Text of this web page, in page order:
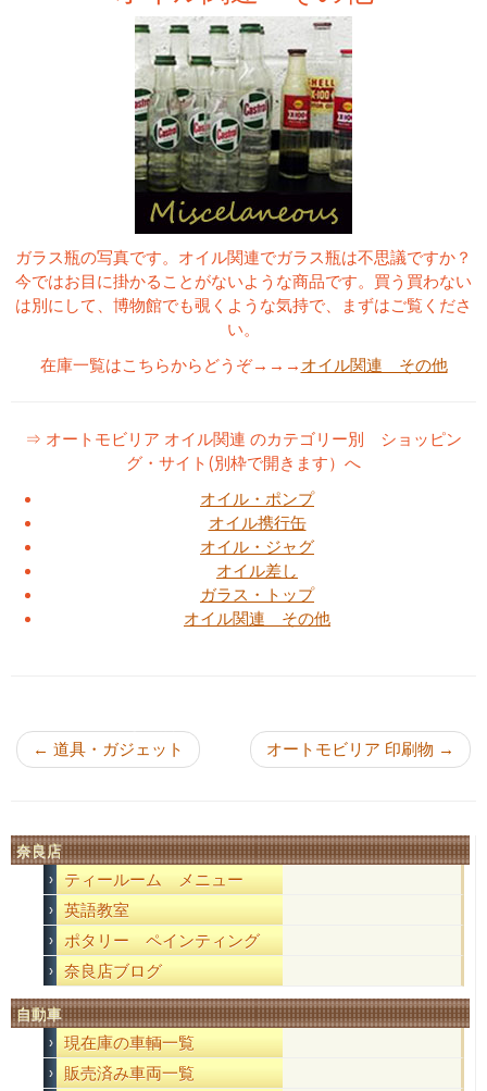
ガラス瓶の写真です。オイル関連でガラス瓶は不思議ですか？
今ではお目に掛かることがないような商品です。買う買わない
は別にして、博物館でも覗くような気持で、まずはご覧くださ
い。
在庫一覧はこちらからどうぞ→→→オイル関連 その他
⇒ オートモビリア オイル関連 のカテゴリー別 ショッピン
グ・サイト(別枠で開きます）へ
オイル・ポンプ
オイル携行缶
オイル・ジャグ
オイル差し
ガラス・トップ
オイル関連 その他
← 道具・ガジェット オートモビリア 印刷物 →
奈良店
ティールーム メニュー
英語教室
ポタリー ペインティング
奈良店ブログ
自動車
現在庫の車輌一覧
販売済み車両一覧